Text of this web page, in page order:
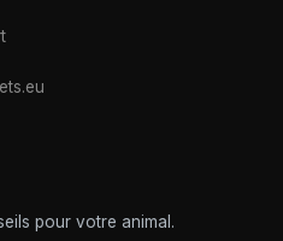
pour votre animal.